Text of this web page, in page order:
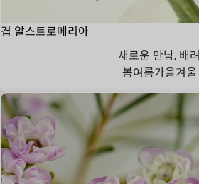
겹 알스트로메리아
새로운 만남, 배려
봄여름가을겨울